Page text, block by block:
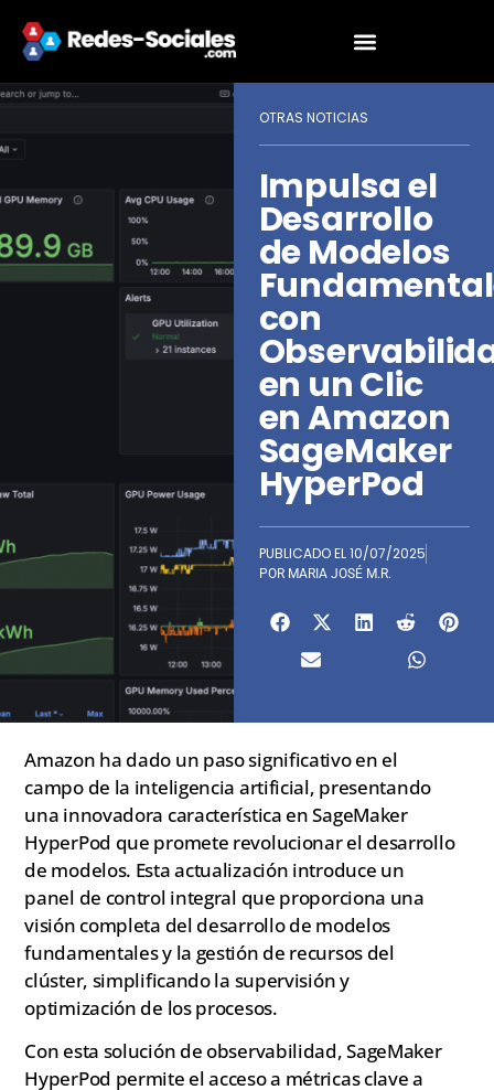
OTRAS NOTICIAS
Impulsa el
Desarrollo
de Modelos
con
en un Clic
en Amazon
SageMaker
HyperPod
PUBLICADO EL10/07/2025
POR MARIA JOSÉ M.R.
Amazon ha dado un paso significativo en el
campo de la inteligencia artificial, presentando
una innovadora característica en SageMaker
HyperPod que promete revolucionar el desarrollo
de modelos. Esta actualización introduce un
panel de control integral que proporciona una
visión completa del desarrollo de modelos
fundamentales y la gestión de recursos del
clúster, simplificando la supervisión y
optimización de los procesos.
Con esta solución de observabilidad, SageMaker
HyperPod permite el acceso a métricas clave a